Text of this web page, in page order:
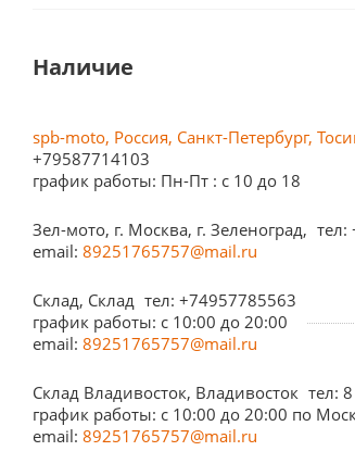
Наличие
spb-moto, Россия, Санкт-Петербург,
+79587714103
график работы: Пн-Пт : с 10 до 18
Зел-мото, г. Москва, г. Зеленоград, тел:
email: 89251765757@mail.ru
Склад, Склад тел: +74957785563
график работы: c 10:00 до 20:00
email: 89251765757@mail.ru
Склад Владивосток, Владивосток тел:
график работы: с 10:00 до 20:00 по
email: 89251765757@mail.ru